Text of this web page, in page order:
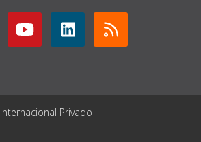
Privado